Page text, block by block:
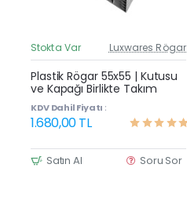
Güncel Fiyat
Yeni Ürün
Stokta Var Luxwares Rögar
Plastik Rögar 55x55 | Kutusu
ve Kapağı Birlikte Takım
KDV Dahil Fiyatı :
1.680,00 TL
Satın Al Soru Sor